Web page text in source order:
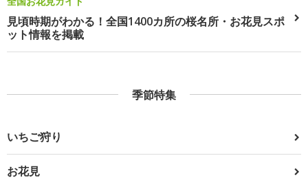
見頃時期がわかる！全国1400カ所の桜名所・お花見スポ
ット情報を掲載
季節特集
いちご狩り
お花見